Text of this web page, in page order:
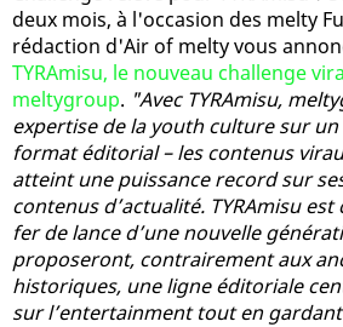
deux mois, à l'occasion des melty
rédaction d'Air of melty vous
TYRAmisu, le nouveau challenge
meltygroup. "Avec TYRAmisu,
expertise de la youth culture sur
format éditorial – les contenus
atteint une puissance record sur
contenus d’actualité. TYRAmisu
fer de lance d’une nouvelle
proposeront, contrairement aux
historiques, une ligne éditoriale
sur l’entertainment tout en